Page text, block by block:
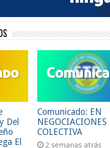
Del
El
Comunicado: EN
NEGOCIACIONES
COLECTIVA
2 semanas atrás